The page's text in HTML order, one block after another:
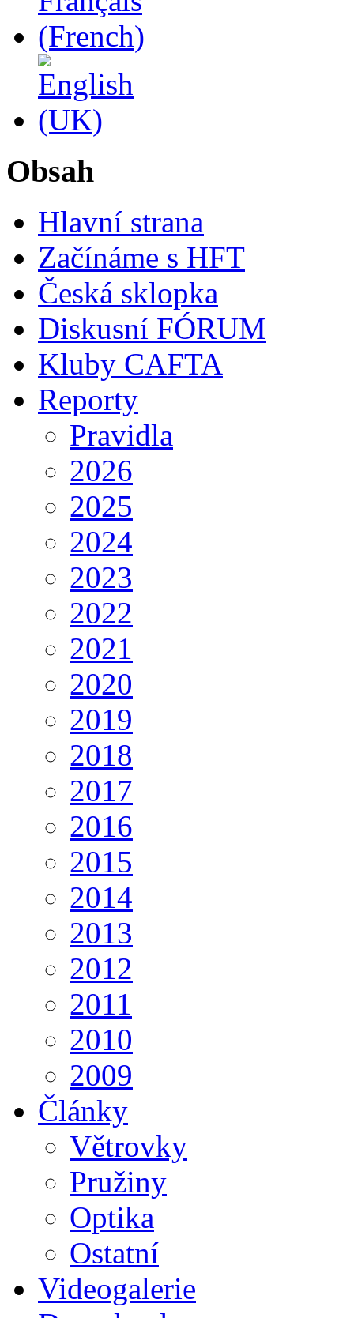
Obsah
Hlavní strana
Začínáme s HFT
Česká sklopka
Diskusní FÓRUM
Kluby CAFTA
Reporty
Pravidla
2026
2025
2024
2023
2022
2021
2020
2019
2018
2017
2016
2015
2014
2013
2012
2011
2010
2009
Články
Větrovky
Pružiny
Optika
Ostatní
Videogalerie